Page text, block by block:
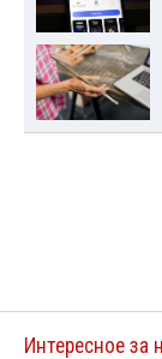
Интересное за